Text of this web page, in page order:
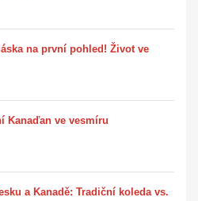
na první pohled! Život ve
Kanaďan ve vesmíru
a Kanadě: Tradiční koleda vs.